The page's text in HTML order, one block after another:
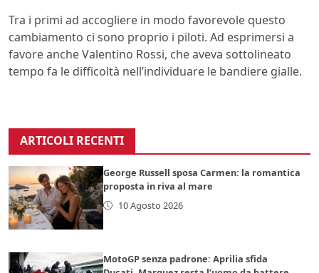
Tra i primi ad accogliere in modo favorevole questo
cambiamento ci sono proprio i piloti. Ad esprimersi a
favore anche Valentino Rossi, che aveva sottolineato
tempo fa le difficoltà nell’individuare le bandiere gialle.
ARTICOLI RECENTI
George Russell sposa Carmen: la romantica
proposta in riva al mare
10 Agosto 2026
MotoGP senza padrone: Aprilia sfida